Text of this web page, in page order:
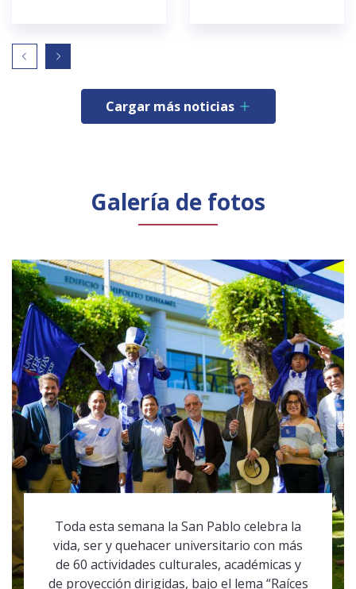
Cargar más noticias
Galería de fotos
Toda esta semana la San Pablo celebra la
vida, ser y quehacer universitario con más
de 60 actividades culturales, académicas y
de proyección dirigidas, bajo el lema “Raíces